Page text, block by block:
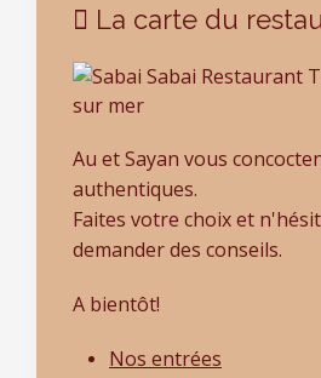
La carte du
Au et Sayan vous
authentiques.
Faites votre choix et
demander des conseils.
A bientôt!
Nos entrées